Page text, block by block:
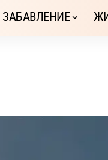
ЗАБАВЛЕНИЕ